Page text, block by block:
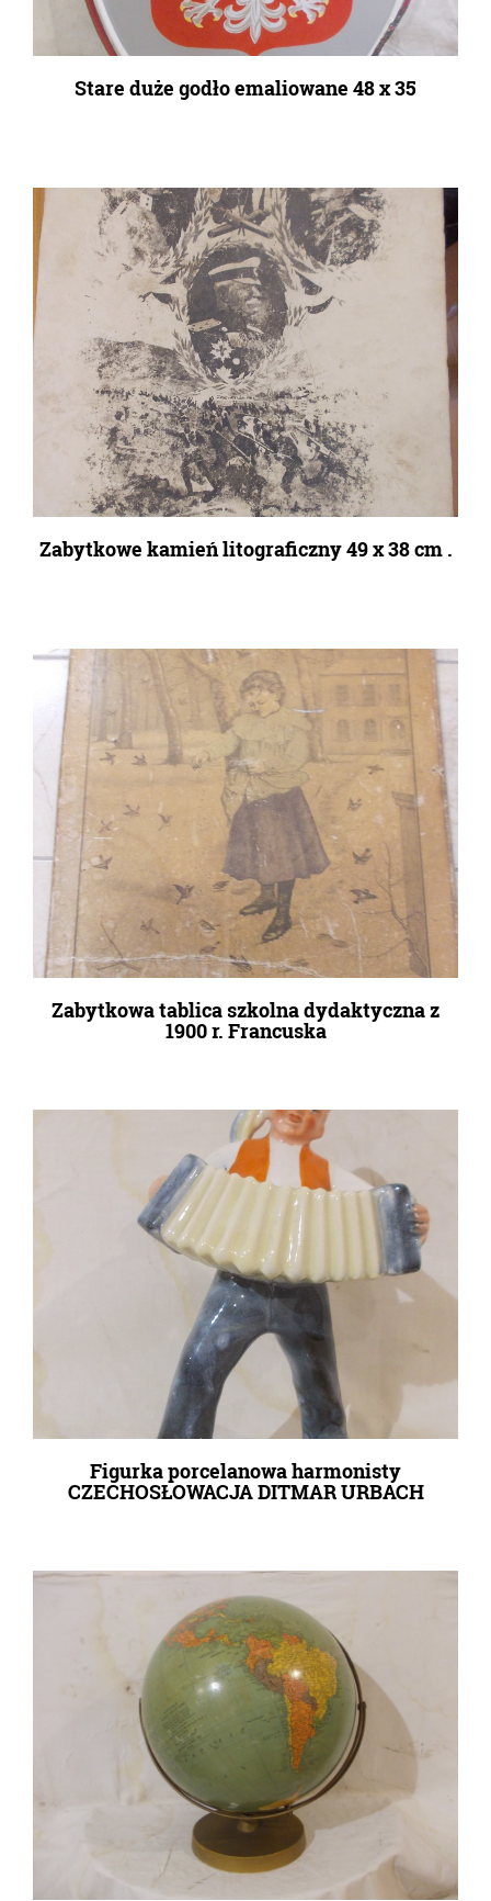
Stare duże godło emaliowane 48 x 35
Zabytkowe kamień litograficzny 49 x 38 cm .
Zabytkowa tablica szkolna dydaktyczna z
1900 r. Francuska
Figurka porcelanowa harmonisty
CZECHOSŁOWACJA DITMAR URBACH